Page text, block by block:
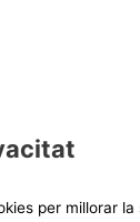
per millorar la